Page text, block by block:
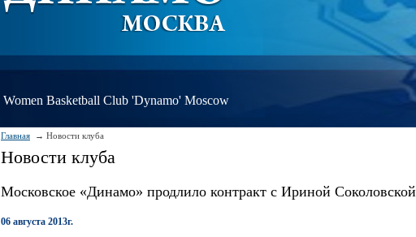
Women Basketball Club 'Dynamo' Moscow
Главная Новости клуба
Новости клуба
Московское «Динамо» продлило контракт с Ириной Соколовской
06 августа 2013г.